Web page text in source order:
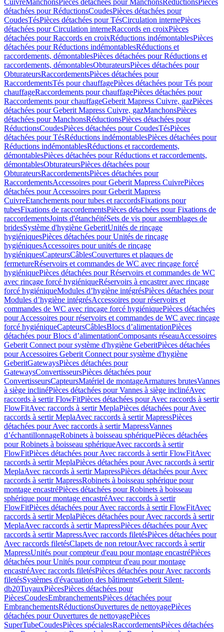
CuivreManchonsPièces détachées pour ManchonsRéductionsPièces
détachées pour RéductionsCoudesPièces détachées pour
CoudesTésPièces détachées pour TésCirculation internePièces
détachées pour Circulation interneRaccords en croixPièces
détachées pour Raccords en croixRéductions indémontablesPièces
détachées pour Réductions indémontablesRéductions et
raccordements, démontablesPièces détachées pour Réductions et
raccordements, démontablesObturateursPièces détachées pour
ObturateursRaccordementsPièces détachées pour
RaccordementsTés pour chauffagePièces détachées pour Tés pour
chauffageRaccordements pour chauffagePièces détachées pour
Raccordements pour chauffageGeberit Mapress Cuivre, gazPièces
détachées pour Geberit Mapress Cuivre, gazManchonsPièces
détachées pour ManchonsRéductionsPièces détachées pour
RéductionsCoudesPièces détachées pour CoudesTésPièces
détachées pour TésRéductions indémontablesPièces détachées pour
Réductions indémontablesRéductions et raccordements,
démontablesPièces détachées pour Réductions et raccordements,
démontablesObturateursPièces détachées pour
ObturateursRaccordementsPièces détachées pour
RaccordementsAccessoires pour Geberit Mapress CuivrePièces
détachées pour Accessoires pour Geberit Mapress
CuivreEtanchements pour tubes et raccordsFixations pour
tubesFixations de raccordementsPièces détachées pour Fixations de
raccordementsJoints d'étanchéitéSets de vis pour assemblages de
bridesSystème d'hygiène GeberitUnités de rinçage
hygiéniquesPièces détachées pour Unités de rinçage
hygiéniquesAccessoires pour unités de rinçage
hygiéniquesCapteursCâblesCouvertures et plaques de
fermetureRéservoirs et commandes de WC avec rinçage forcé
hygiéniquePièces détachées pour Réservoirs et commandes de WC
avec rinçage forcé hygiéniqueRéservoirs à encastrer avec rinçage
forcé hygiéniqueModules d’hygiène intégrésPièces détachées pour
Modules d’hygiène intégrésAccessoires pour réservoirs et
commandes de WC avec rinçage forcé hygiéniquePièces détachées
pour Accessoires pour réservoirs et commandes de WC avec rinçage
forcé hygiéniqueCapteursCâblesBlocs d’alimentationPièces
détachées pour Blocs d’alimentationComposants réseauAccessoires
Geberit Connect pour système d'hygiène GeberitPièces détachées
pour Accessoires Geberit Connect pour système d'hygiène
GeberitGatewaysPièces détachées pour
GatewaysConvertisseursPièces détachées pour
ConvertisseursCapteursMatériel de montageArmatures brutesVannes
à siège inclinéPièces détachées pour Vannes à siège inclinéAvec
raccords à sertir FlowFitPièces détachées pour Avec raccords à sertir
FlowFitAvec raccords à sertir MeplaPièces détachées pour Avec
raccords à sertir MeplaAvec raccords à sertir MapressPièces
détachées pour Avec raccords à sertir MapressVannes
d’échantillonnageRobinets à boisseau sphériquePièces détachées
pour Robinets à boisseau sphériqueAvec raccords à sertir
FlowFitPièces détachées pour Avec raccords à sertir FlowFitAvec
raccords à sertir MeplaPièces détachées pour Avec raccords à sertir
MeplaAvec raccords à sertir MapressPièces détachées pour Avec
raccords à sertir MapressRobinets à boisseau sphérique pour
montage encastréPièces détachées pour Robinets à boisseau
sphérique pour montage encastréAvec raccords à sertir
FlowFitPièces détachées pour Avec raccords à sertir FlowFitAvec
raccords à sertir MeplaPièces détachées pour Avec raccords à sertir
MeplaAvec raccords à sertir MapressPièces détachées pour Avec
raccords à sertir MapressAvec raccords filetésPièces détachées pour
Avec raccords filetésClapets de non retourAvec raccords à sertir
MapressUnités pour compteur d'eau pour montage encastréPièces
détachées pour Unités pour compteur d'eau pour montage
encastréAvec raccords filetésPièces détachées pour Avec raccords
filetésSystèmes d'évacuation des bâtimentsGeberit Silent-
db20TuyauxPiècesPièces détachées pour
PiècesCoudesEmbranchementsPièces détachées pour
EmbranchementsRéductionsOuvertures de nettoyagePièces
détachées pour Ouvertures de nettoyagePièces
SuperTubeCoudesPièces spécialesRaccordementsPièces détachées